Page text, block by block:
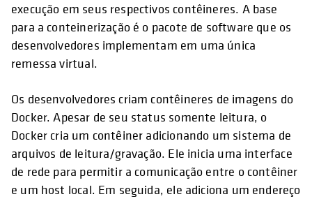
execução em seus respectivos contêineres. A base
para a conteinerização é o pacote de software que os
desenvolvedores implementam em uma única
remessa virtual.
Os desenvolvedores criam contêineres de imagens do
Docker. Apesar de seu status somente leitura, o
Docker cria um contêiner adicionando um sistema de
arquivos de leitura/gravação. Ele inicia uma interface
de rede para permitir a comunicação entre o contêiner
e um host local. Em seguida, ele adiciona um endereço